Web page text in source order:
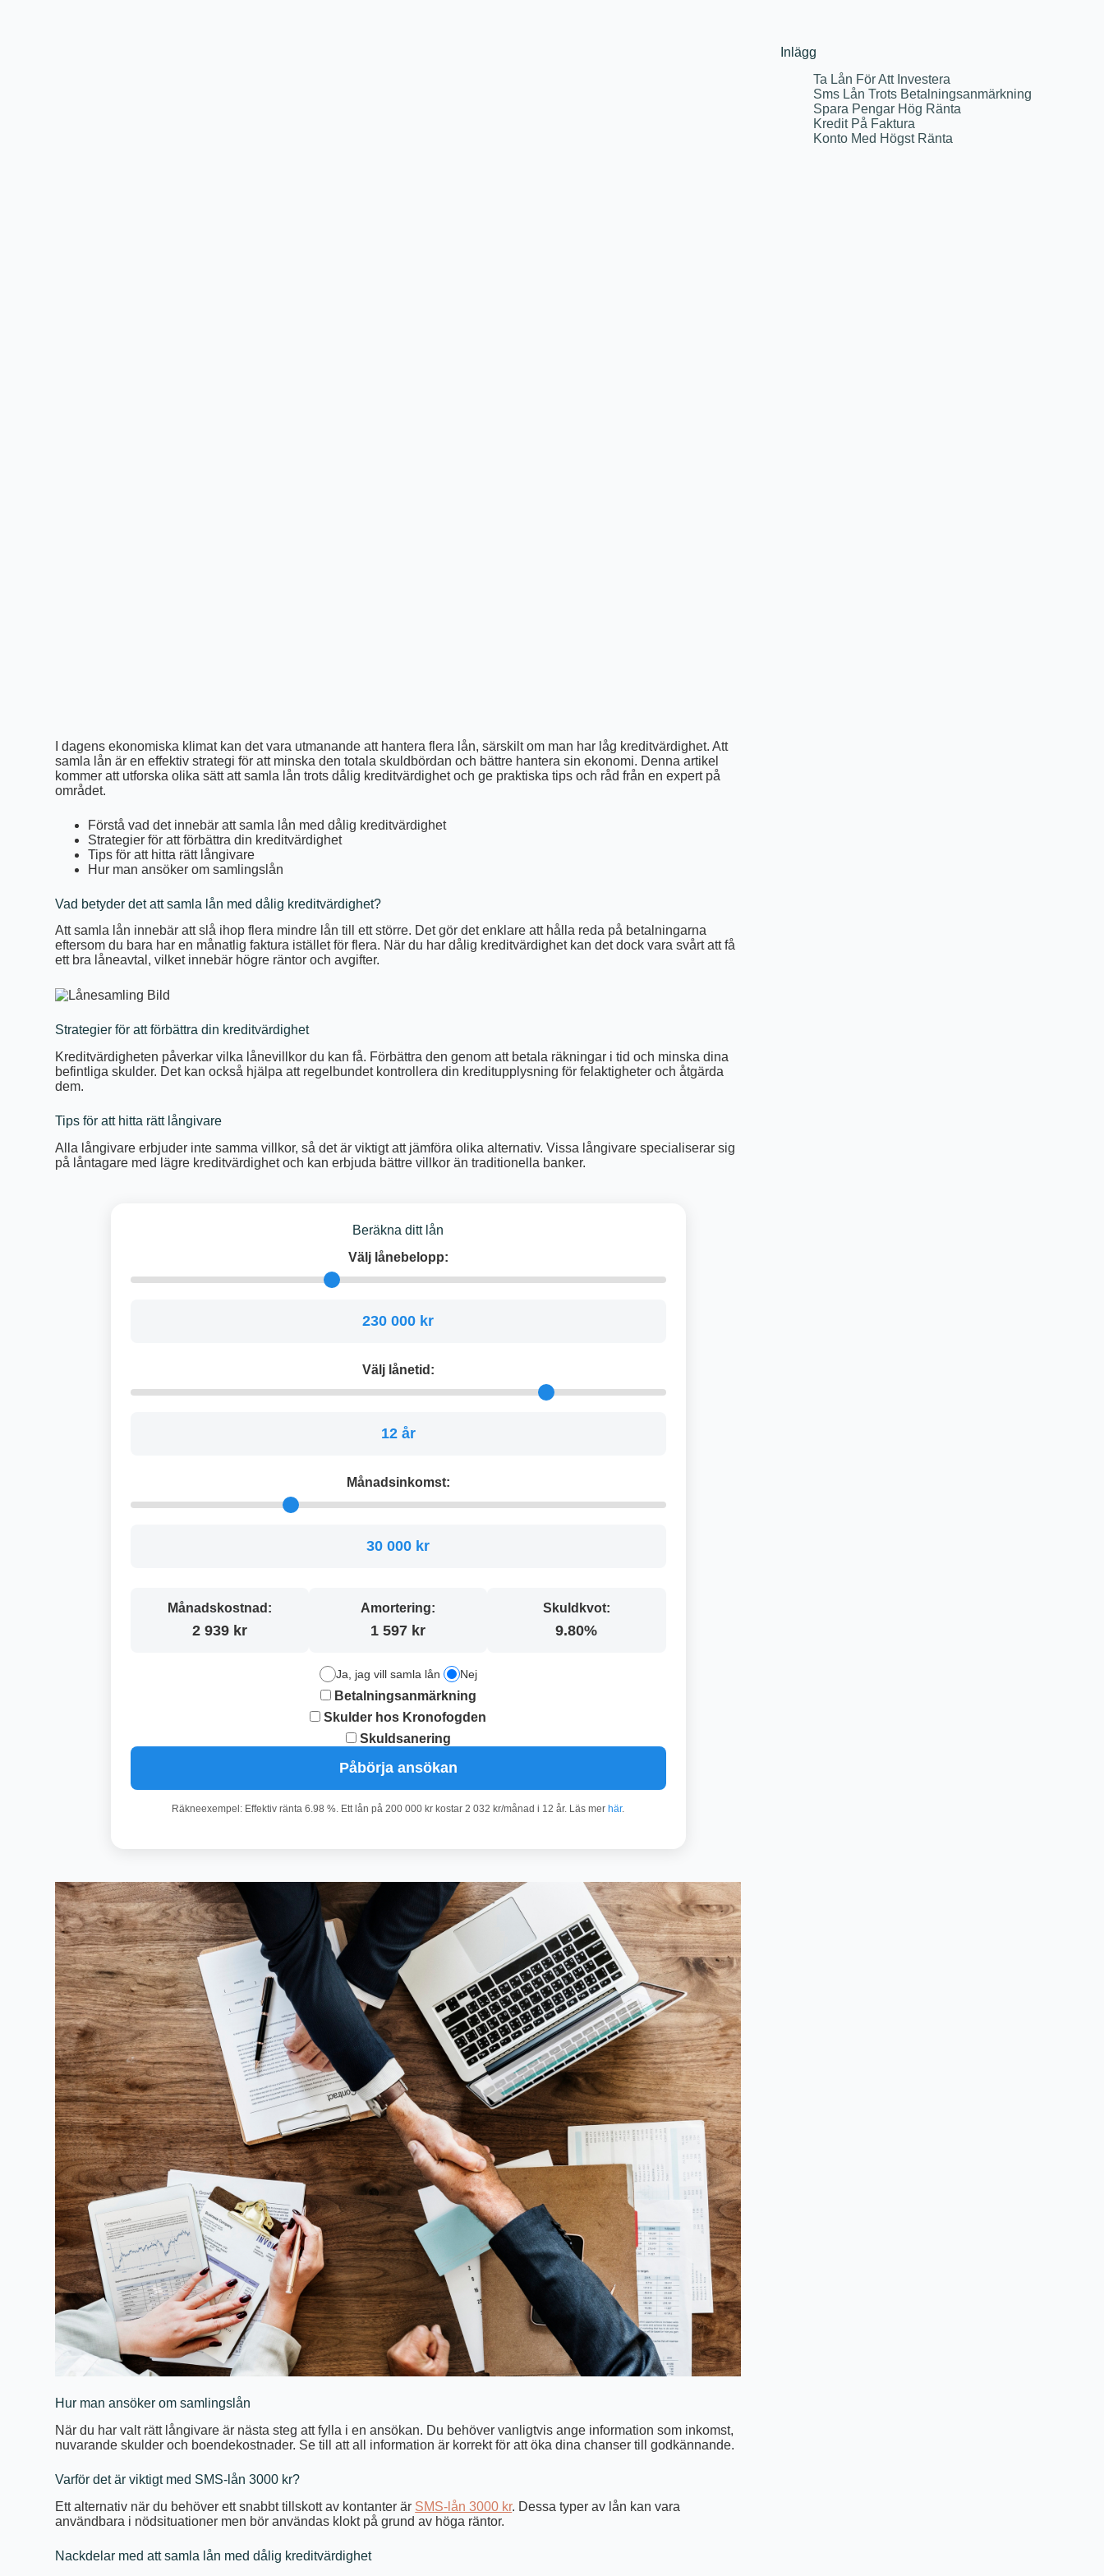
I dagens ekonomiska klimat kan det vara utmanande att hantera flera lån, särskilt om man har låg kreditvärdighet. Att
samla lån är en effektiv strategi för att minska den totala skuldbördan och bättre hantera sin ekonomi. Denna artikel
kommer att utforska olika sätt att samla lån trots dålig kreditvärdighet och ge praktiska tips och råd från en expert på
området.
Förstå vad det innebär att samla lån med dålig kreditvärdighet
Strategier för att förbättra din kreditvärdighet
Tips för att hitta rätt långivare
Hur man ansöker om samlingslån
Vad betyder det att samla lån med dålig kreditvärdighet?
Att samla lån innebär att slå ihop flera mindre lån till ett större. Det gör det enklare att hålla reda på betalningarna
eftersom du bara har en månatlig faktura istället för flera. När du har dålig kreditvärdighet kan det dock vara svårt att få
ett bra låneavtal, vilket innebär högre räntor och avgifter.
Strategier för att förbättra din kreditvärdighet
Kreditvärdigheten påverkar vilka lånevillkor du kan få. Förbättra den genom att betala räkningar i tid och minska dina
befintliga skulder. Det kan också hjälpa att regelbundet kontrollera din kreditupplysning för felaktigheter och åtgärda
dem.
Tips för att hitta rätt långivare
Alla långivare erbjuder inte samma villkor, så det är viktigt att jämföra olika alternativ. Vissa långivare specialiserar sig
på låntagare med lägre kreditvärdighet och kan erbjuda bättre villkor än traditionella banker.
Beräkna ditt lån
Välj lånebelopp:
230 000 kr
Välj lånetid:
12 år
Månadsinkomst:
30 000 kr
Månadskostnad:
2 939 kr
Amortering:
1 597 kr
Skuldkvot:
9.80%
Ja, jag vill samla lån Nej
Betalningsanmärkning
Skulder hos Kronofogden
Skuldsanering
Påbörja ansökan
Räkneexempel: Effektiv ränta 6.98 %. Ett lån på 200 000 kr kostar 2 032 kr/månad i 12 år. Läs merhär.
Hur man ansöker om samlingslån
När du har valt rätt långivare är nästa steg att fylla i en ansökan. Du behöver vanligtvis ange information som inkomst,
nuvarande skulder och boendekostnader. Se till att all information är korrekt för att öka dina chanser till godkännande.
Varför det är viktigt med SMS-lån 3000 kr?
Ett alternativ när du behöver ett snabbt tillskott av kontanter är SMS-lån 3000 kr. Dessa typer av lån kan vara
användbara i nödsituationer men bör användas klokt på grund av höga räntor.
Nackdelar med att samla lån med dålig kreditvärdighet
Inlägg
Ta Lån För Att Investera
Sms Lån Trots Betalningsanmärkning
Spara Pengar Hög Ränta
Kredit På Faktura
Konto Med Högst Ränta